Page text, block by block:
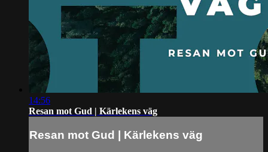
14:56
Resan mot Gud | Kärlekens väg
Resan mot Gud | Kärlekens väg